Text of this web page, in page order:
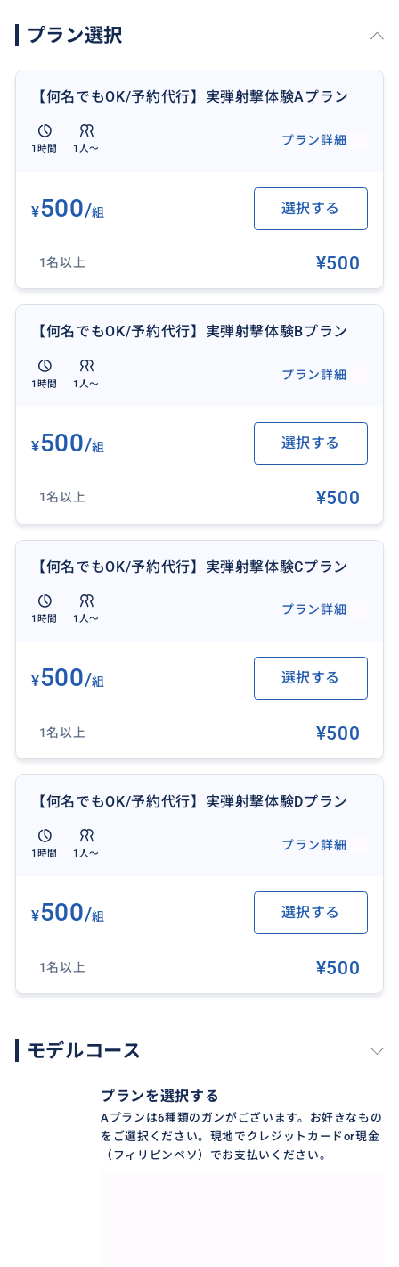
🧖ayoayoサウナ【予約代行】
🚌深夜便待ちシティツアー【空港送迎付き】
https://travel.buyma.com/service/a010802/ic010101
おすすめ
【🔫日本ではできない海外ならではの体験！】
威力、迫力、匂い、全てが初めての体験で旅行の思い
出に残ること間違いなし！
【👌ワンコインで簡単に射撃体験の予約ができる！】
セブホッピーではワンコインで射撃体験のご予約を承
っております！何名様のご予約でも一律でワンコイン
です。事前予約をしていれば、待ち時間なく射撃体験
プラン選択
【何名でもOK/予約代行】実弾射撃体験Aプラン
1時間 1人〜
プラン詳細
¥500/組 選択する
1名以上 ¥500
【何名でもOK/予約代行】実弾射撃体験Bプラン
1時間 1人〜
プラン詳細
¥500/組 選択する
1名以上 ¥500
【何名でもOK/予約代行】実弾射撃体験Cプラン
1時間 1人〜
プラン詳細
¥500/組 選択する
1名以上 ¥500
【何名でもOK/予約代行】実弾射撃体験Dプラン
1時間 1人〜
プラン詳細
¥500/組 選択する
1名以上 ¥500
モデルコース
プランを選択する
Aプランは6種類のガンがございます。お好きなもの
をご選択ください。現地でクレジットカードor現金
（フィリピンペソ）でお支払いください。